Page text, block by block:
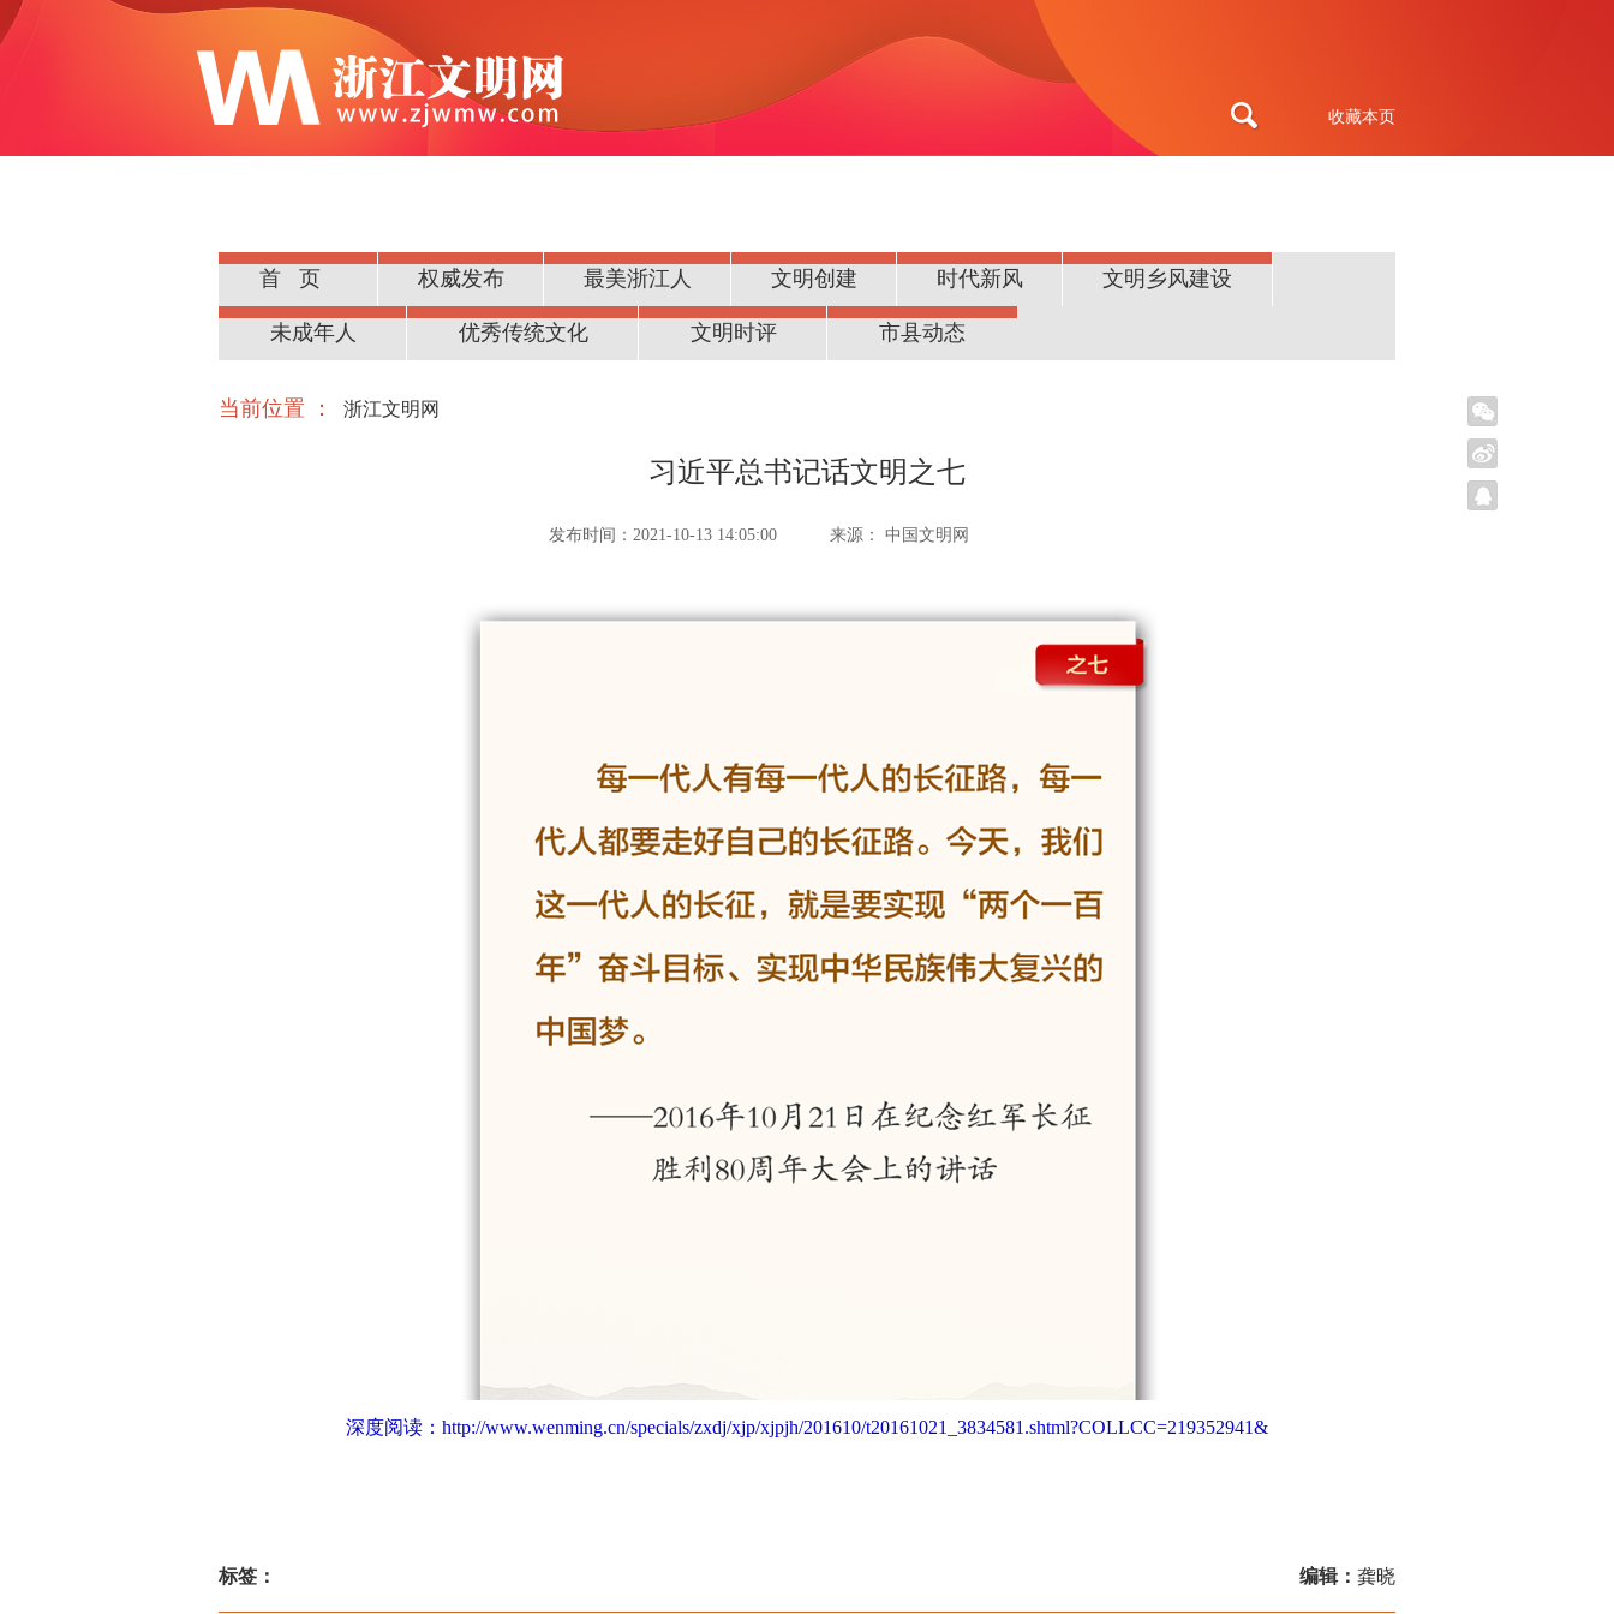
收藏本页
首页 权威发布 最美浙江人 文明创建 时代新风 文明乡风建设
公民道德
未成年人 优秀传统文化 文明时评 市县动态
当前位置 ： 浙江文明网
习近平总书记话文明之七
发布时间：2021-10-13 14:05:00 来源： 中国文明网
深度阅读： http://www.wenming.cn/specials/zxdj/xjp/xjpjh/201610/t20161021_3834581.shtml?COLLCC=219352941&
标签： 编辑： 龚晓